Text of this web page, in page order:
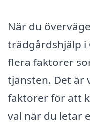
När du
trädgårdshjälp i
flera faktorer
tjänsten. Det är
faktorer för att
val när du letar